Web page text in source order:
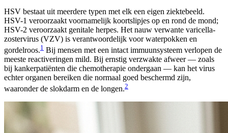
HSV bestaat uit meerdere typen met elk een eigen ziektebeeld.
HSV-1 veroorzaakt voornamelijk koortslipjes op en rond de mond;
HSV-2 veroorzaakt genitale herpes. Het nauw verwante varicella-
zostervirus (VZV) is verantwoordelijk voor waterpokken en
gordelroos.1 Bij mensen met een intact immuunsysteem verlopen de
meeste reactiveringen mild. Bij ernstig verzwakte afweer — zoals
bij kankerpatiënten die chemotherapie ondergaan — kan het virus
echter organen bereiken die normaal goed beschermd zijn,
waaronder de slokdarm en de longen.2